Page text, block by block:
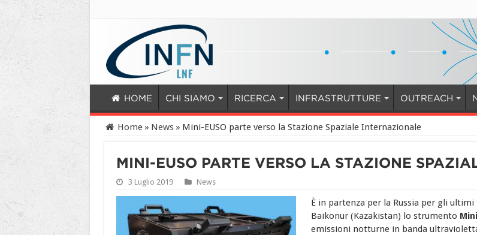
HOME CHI SIAMO RICERCA INFRASTRUTTURE OUTREACH
Home » News » Mini-EUSO parte verso la Stazione Spaziale Internazionale
MINI-EUSO PARTE VERSO LA STAZIONE
3 Luglio 2019 News
È in partenza per la Russia per gli
Baikonur (Kazakistan) lo strumento
emissioni notturne in banda